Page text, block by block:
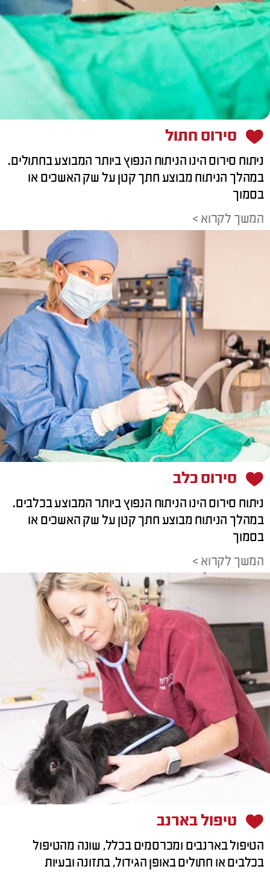
סירוס חתול
ניתוח סירוס הינו הניתוח הנפוץ ביותר המבוצע בחתולים.
במהלך הניתוח מבוצע חתך קטן על שק האשכים או
בסמוך
המשך לקרוא >
סירוס כלב
ניתוח סירוס הינו הניתוח הנפוץ ביותר המבוצע בכלבים.
במהלך הניתוח מבוצע חתך קטן על שק האשכים או
בסמוך
המשך לקרוא >
טיפול בארנב
הטיפול בארנבים ומכרסמים בכלל, שונה מהטיפול
בכלבים או חתולים באופן הגידול, בתזונה ובעיות